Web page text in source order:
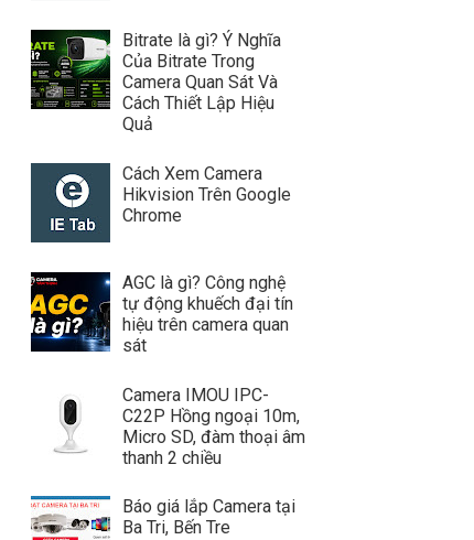
Bitrate là gì? Ý Nghĩa
Của Bitrate Trong
Camera Quan Sát Và
Cách Thiết Lập Hiệu
Quả
Cách Xem Camera
Hikvision Trên Google
Chrome
AGC là gì? Công nghệ
tự động khuếch đại tín
hiệu trên camera quan
sát
Camera IMOU IPC-
C22P Hồng ngoại 10m,
Micro SD, đàm thoại âm
thanh 2 chiều
Báo giá lắp Camera tại
Ba Tri, Bến Tre